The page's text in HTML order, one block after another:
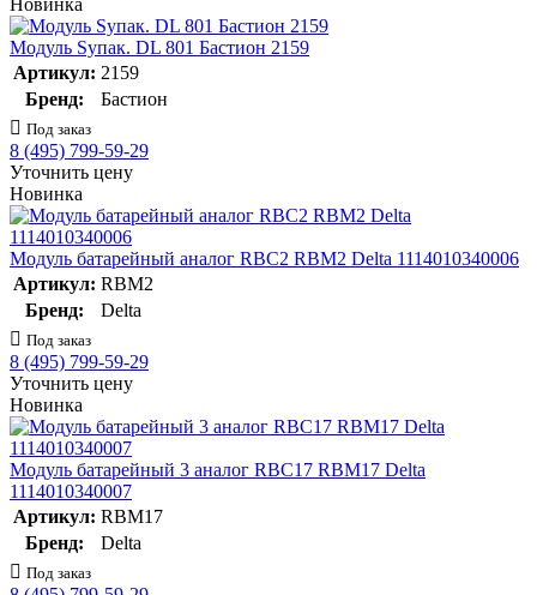
Новинка
Модуль Sупак. DL 801 Бастион 2159
Артикул: 2159
Бренд:
Бастион
Под заказ
8 (495) 799-59-29
Уточнить цену
Новинка
Модуль батарейный аналог RBC2 RBM2 Delta 1114010340006
Артикул: RBM2
Бренд:
Delta
Под заказ
8 (495) 799-59-29
Уточнить цену
Новинка
Модуль батарейный 3 аналог RBC17 RBM17 Delta
1114010340007
Артикул: RBM17
Бренд:
Delta
Под заказ